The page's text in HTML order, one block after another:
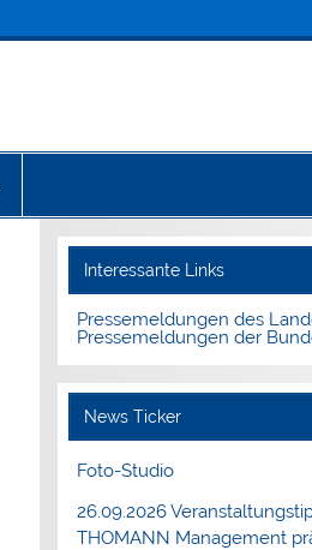
Interessante Links
Pressemeldungen des
Pressemeldungen der
News Ticker
Foto-Studio
26.09.2026
THOMANN Management